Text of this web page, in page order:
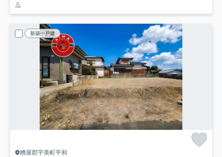
る
新築一戸建
糟屋郡宇美町平和